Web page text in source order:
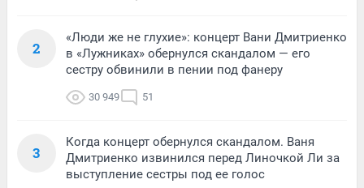
2
«Люди же не глухие»: концерт Вани Дмитриенко
в «Лужниках» обернулся скандалом — его
сестру обвинили в пении под фанеру
30 949 51
3
Когда концерт обернулся скандалом. Ваня
Дмитриенко извинился перед Линочкой Ли за
выступление сестры под ее голос